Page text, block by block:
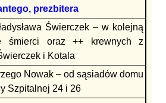
prezbitera
Świerczek – w kolejną
śmierci oraz ++ krewnych z
i Kotala
Nowak – od sąsiadów domu
Szpitalnej 24 i 26